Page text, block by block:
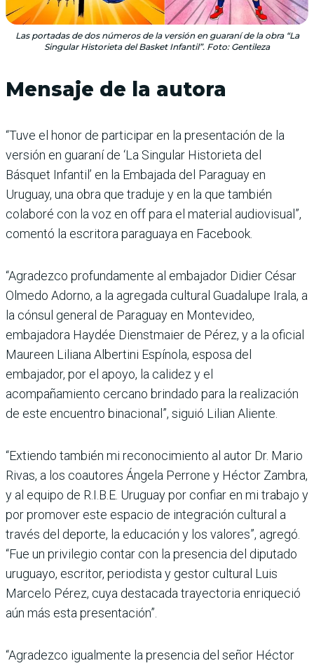
Las portadas de dos números de la versión en guaraní de la obra “La
Singular Historieta del Basket Infantil”. Foto: Gentileza
Mensaje de la autora
“Tuve el honor de participar en la presentación de la
versión en guaraní de ‘La Singular Historieta del
Básquet Infantil’ en la Embajada del Paraguay en
Uruguay, una obra que traduje y en la que también
colaboré con la voz en off para el material audiovisual”,
comentó la escritora paraguaya en Facebook.
“Agradezco profundamente al embajador Didier César
Olmedo Adorno, a la agregada cultural Guadalupe Irala, a
la cónsul general de Paraguay en Montevideo,
embajadora Haydée Dienstmaier de Pérez, y a la oficial
Maureen Liliana Albertini Espínola, esposa del
embajador, por el apoyo, la calidez y el
acompañamiento cercano brindado para la realización
de este encuentro binacional”, siguió Lilian Aliente.
“Extiendo también mi reconocimiento al autor Dr. Mario
Rivas, a los coautores Ángela Perrone y Héctor Zambra,
y al equipo de R.I.B.E. Uruguay por confiar en mi trabajo y
por promover este espacio de integración cultural a
través del deporte, la educación y los valores”, agregó.
“Fue un privilegio contar con la presencia del diputado
uruguayo, escritor, periodista y gestor cultural Luis
Marcelo Pérez, cuya destacada trayectoria enriqueció
aún más esta presentación”.
“Agradezco igualmente la presencia del señor Héctor